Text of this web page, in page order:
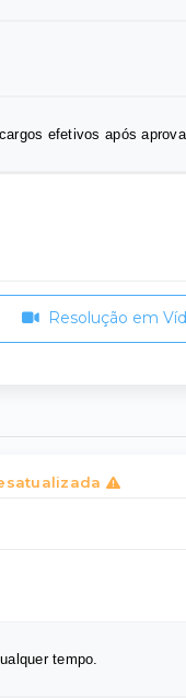
efetivos após
Resolução em
tempo.